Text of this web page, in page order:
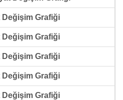
Değişim Grafiği
Değişim Grafiği
Değişim Grafiği
Değişim Grafiği
Değişim Grafiği